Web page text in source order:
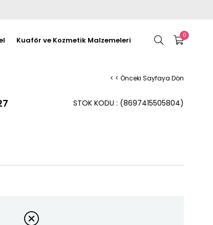
0
Kuaför ve Kozmetik Malzemeleri
< < Önceki Sayfaya Dön
STOK KODU (8697415505804)